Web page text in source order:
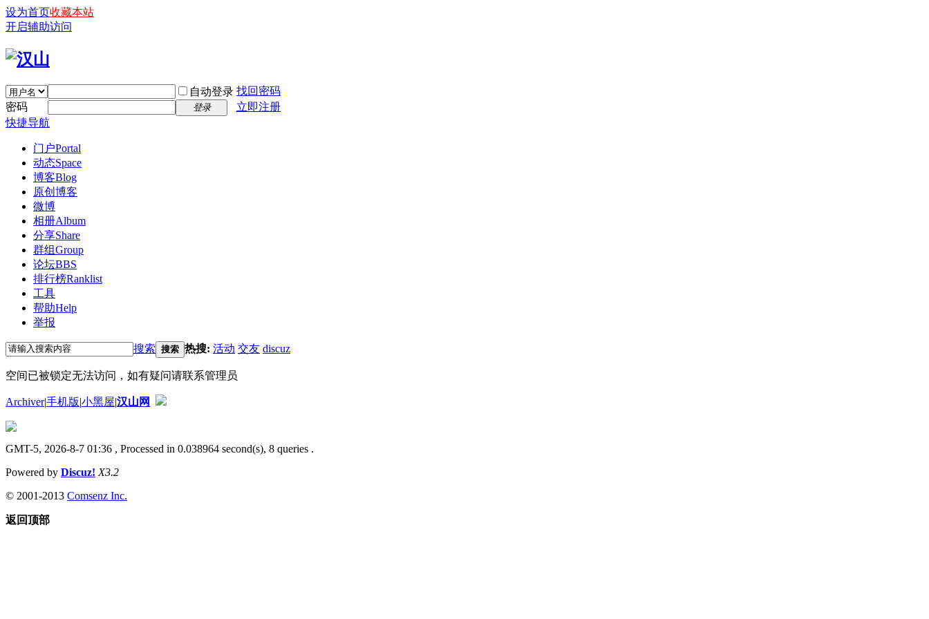
设为首页收藏本站
开启辅助访问
自动登录 找回密码
密码
登录
立即注册
快捷导航
门户Portal
动态Space
博客Blog
原创博客
微博
相册Album
分享Share
群组Group
论坛BBS
排行榜Ranklist
工具
帮助Help
举报
搜索 搜索 热搜: 活动 交友 discuz
空间已被锁定无法访问，如有疑问请联系管理员
Archiver|手机版|小黑屋|汉山网
GMT-5, 2026-8-7 01:36 , Processed in 0.038964 second(s), 8 queries .
Powered by Discuz! X3.2
© 2001-2013 Comsenz Inc.
返回顶部